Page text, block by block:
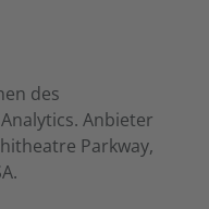
des
Anbieter
Parkway,